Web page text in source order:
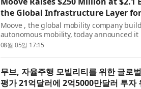
the Global Infrastructure Layer
Moove , the global mobility company
autonomous mobility, today announced
billion valuation in a Series C funding
08월 05일 17:15
무브, 자율주행 모빌리티를 위한 글로
평가 21억달러에 2억5000만달러 투자